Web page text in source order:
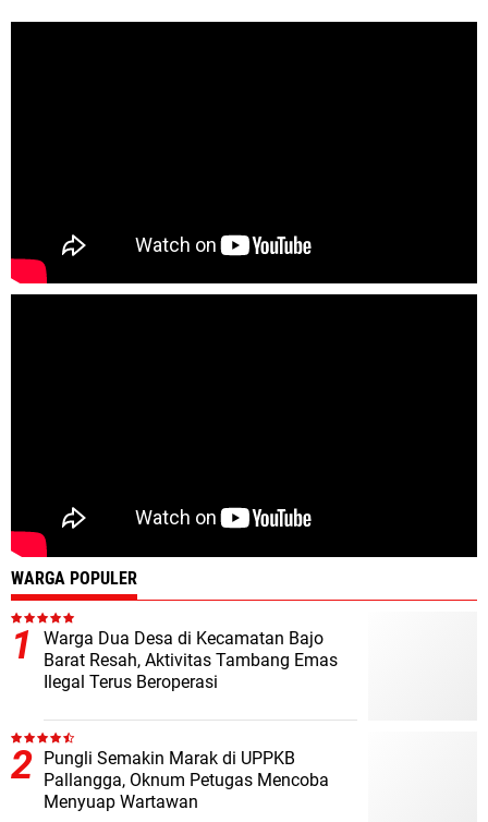
WARGA POPULER
Warga Dua Desa di Kecamatan Bajo
Barat Resah, Aktivitas Tambang Emas
Ilegal Terus Beroperasi
Pungli Semakin Marak di UPPKB
Pallangga, Oknum Petugas Mencoba
Menyuap Wartawan